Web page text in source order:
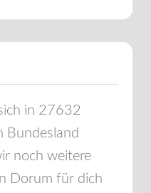
in 27632
Bundesland
noch weitere
Dorum für dich